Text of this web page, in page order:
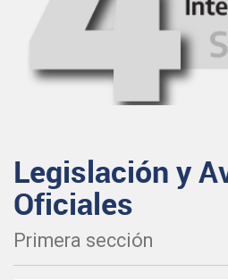
Legislación y
Oficiales
Primera sección